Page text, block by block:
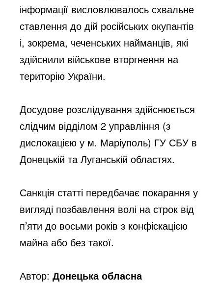
інформації висловлювалось схвальне
ставлення до дій російських окупантів
і, зокрема, чеченських найманців, які
здійснили військове вторгнення на
територію України.
Досудове розслідування здійснюється
слідчим відділом 2 управління (з
дислокацією у м. Маріуполь) ГУ СБУ в
Донецькій та Луганській областях.
Санкція статті передбачає покарання у
вигляді позбавлення волі на строк від
п’яти до восьми років з конфіскацією
майна або без такої.
Автор:Донецька обласна